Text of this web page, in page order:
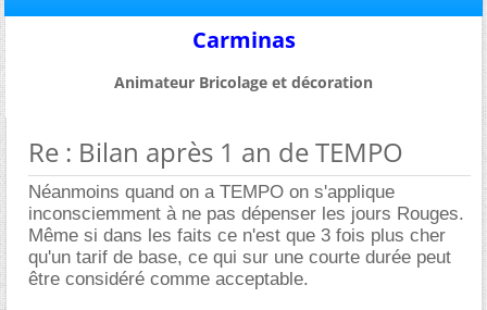
Carminas
Animateur Bricolage et décoration
Re : Bilan après 1 an de TEMPO
Néanmoins quand on a TEMPO on s'applique
inconsciemment à ne pas dépenser les jours Rouges.
Même si dans les faits ce n'est que 3 fois plus cher
qu'un tarif de base, ce qui sur une courte durée peut
être considéré comme acceptable.